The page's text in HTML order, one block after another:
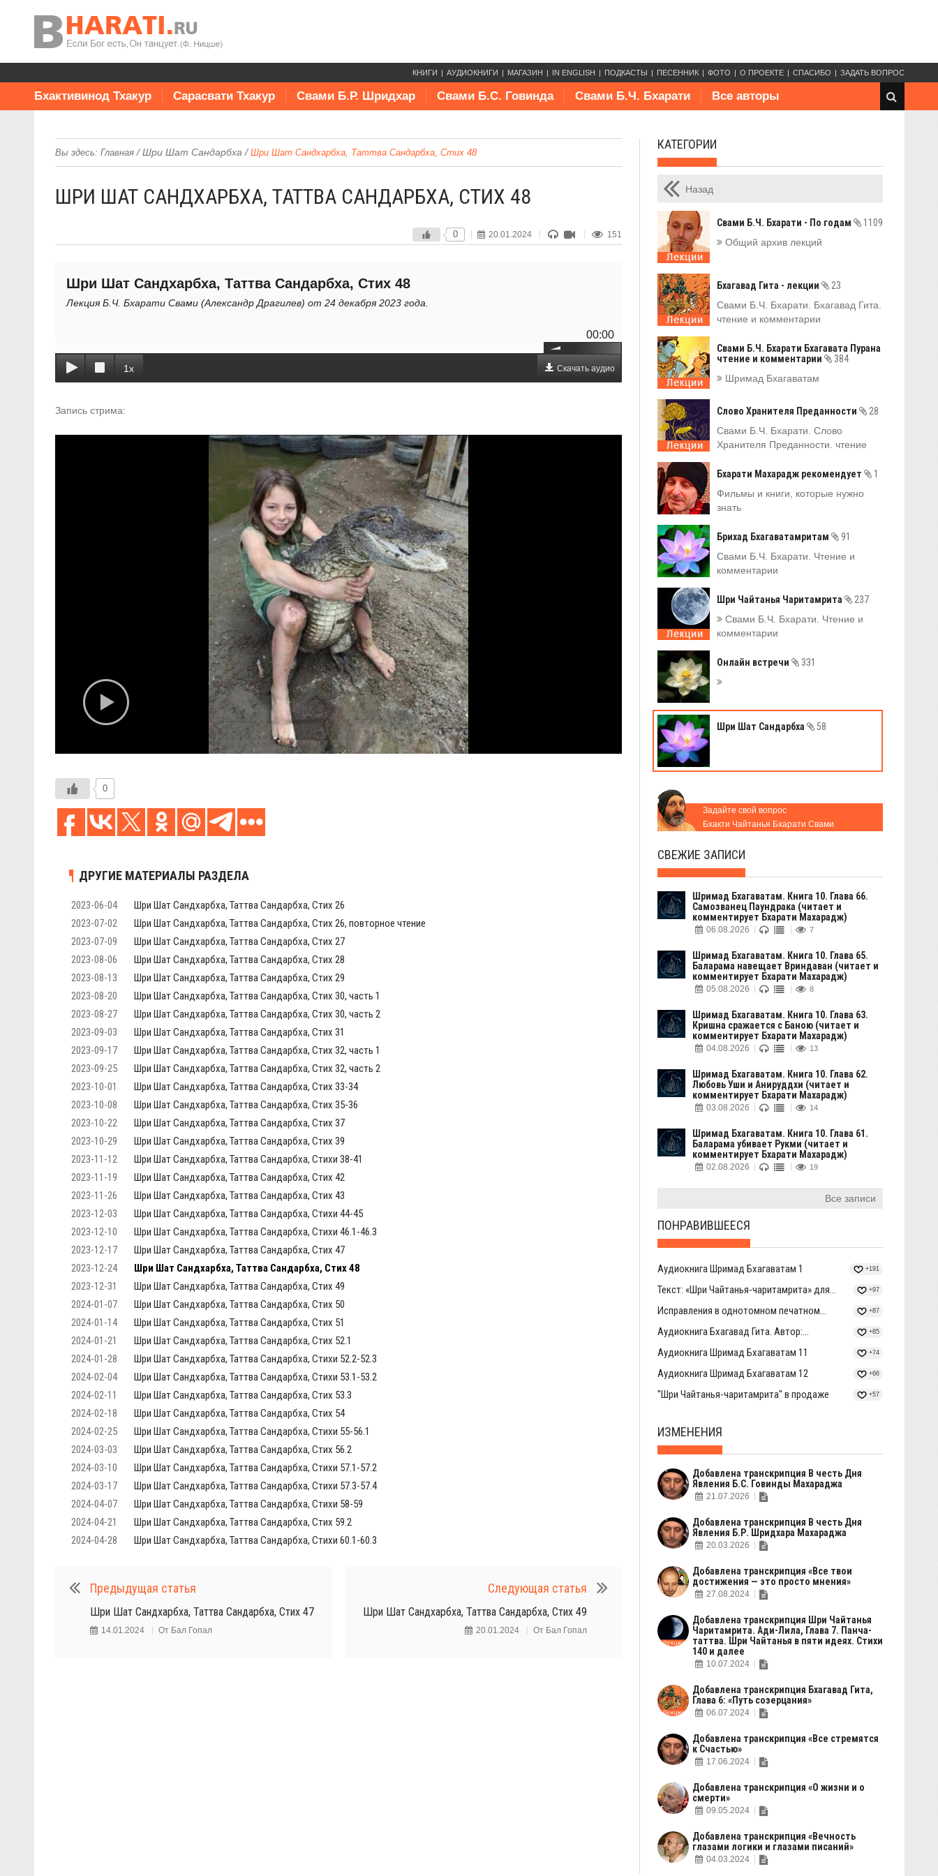
КНИГИ АУДИОКНИГИ МАГАЗИН IN ENGLISH ПОДКАСТЫ ПЕСЕННИК ФОТО О ПРОЕКТЕ СПАСИБО ЗАДАТЬ ВОПРОС
Бхактивинод Тхакур Сарасвати Тхакур Свами Б.Р. Шридхар Свами Б.С. Говинда Свами Б.Ч. Бхарати Все авторы
Вы здесь: Главная/Шри Шат Сандарбха / Шри Шат Сандхарбха, Таттва Сандарбха, Стих 48
ШРИ ШАТ САНДХАРБХА, ТАТТВА САНДАРБХА, СТИХ 48
0 20.01.2024 151
Шри Шат Сандхарбха, Таттва Сандарбха, Стих 48
Лекция Б.Ч. Бхарати Свами (Александр Драгилев) от 24 декабря 2023 года.
00:00
1x Скачать аудио
Запись стрима:
0
ДРУГИЕ МАТЕРИАЛЫ РАЗДЕЛА
2023-06-04
Шри Шат Сандхарбха, Таттва Сандарбха, Стих 26
2023-07-02
Шри Шат Сандхарбха, Таттва Сандарбха, Стих 26, повторное чтение
2023-07-09
Шри Шат Сандхарбха, Таттва Сандарбха, Стих 27
2023-08-06
Шри Шат Сандхарбха, Таттва Сандарбха, Стих 28
2023-08-13
Шри Шат Сандхарбха, Таттва Сандарбха, Стих 29
2023-08-20
Шри Шат Сандхарбха, Таттва Сандарбха, Стих 30, часть 1
2023-08-27
Шри Шат Сандхарбха, Таттва Сандарбха, Стих 30, часть 2
2023-09-03
Шри Шат Сандхарбха, Таттва Сандарбха, Стих 31
2023-09-17
Шри Шат Сандхарбха, Таттва Сандарбха, Стих 32, часть 1
2023-09-25
Шри Шат Сандхарбха, Таттва Сандарбха, Стих 32, часть 2
2023-10-01
Шри Шат Сандхарбха, Таттва Сандарбха, Стих 33-34
2023-10-08
Шри Шат Сандхарбха, Таттва Сандарбха, Стих 35-36
2023-10-22
Шри Шат Сандхарбха, Таттва Сандарбха, Стих 37
2023-10-29
Шри Шат Сандхарбха, Таттва Сандарбха, Стих 39
2023-11-12
Шри Шат Сандхарбха, Таттва Сандарбха, Стихи 38-41
2023-11-19
Шри Шат Сандхарбха, Таттва Сандарбха, Стих 42
2023-11-26
Шри Шат Сандхарбха, Таттва Сандарбха, Стих 43
2023-12-03
Шри Шат Сандхарбха, Таттва Сандарбха, Стихи 44-45
2023-12-10
Шри Шат Сандхарбха, Таттва Сандарбха, Стихи 46.1-46.3
2023-12-17
Шри Шат Сандхарбха, Таттва Сандарбха, Стих 47
2023-12-24
Шри Шат Сандхарбха, Таттва Сандарбха, Стих 48
2023-12-31
Шри Шат Сандхарбха, Таттва Сандарбха, Стих 49
2024-01-07
Шри Шат Сандхарбха, Таттва Сандарбха, Стих 50
2024-01-14
Шри Шат Сандхарбха, Таттва Сандарбха, Стих 51
2024-01-21
Шри Шат Сандхарбха, Таттва Сандарбха, Стих 52.1
2024-01-28
Шри Шат Сандхарбха, Таттва Сандарбха, Стихи 52.2-52.3
2024-02-04
Шри Шат Сандхарбха, Таттва Сандарбха, Стихи 53.1-53.2
2024-02-11
Шри Шат Сандхарбха, Таттва Сандарбха, Стих 53.3
2024-02-18
Шри Шат Сандхарбха, Таттва Сандарбха, Стих 54
2024-02-25
Шри Шат Сандхарбха, Таттва Сандарбха, Стихи 55-56.1
2024-03-03
Шри Шат Сандхарбха, Таттва Сандарбха, Стих 56.2
2024-03-10
Шри Шат Сандхарбха, Таттва Сандарбха, Стихи 57.1-57.2
2024-03-17
Шри Шат Сандхарбха, Таттва Сандарбха, Стихи 57.3-57.4
2024-04-07
Шри Шат Сандхарбха, Таттва Сандарбха, Стихи 58-59
2024-04-21
Шри Шат Сандхарбха, Таттва Сандарбха, Стих 59.2
2024-04-28
Шри Шат Сандхарбха, Таттва Сандарбха, Стихи 60.1-60.3
Предыдущая статья
Шри Шат Сандхарбха, Таттва Сандарбха, Стих 47
14.01.2024 От Бал Гопал
Следующая статья
Шри Шат Сандхарбха, Таттва Сандарбха, Стих 49
20.01.2024 От Бал Гопал
КАТЕГОРИИ
Назад
Свами Б.Ч. Бхарати - По годам
1109
Общий архив лекций
Бхагавад Гита - лекции
23
Свами Б.Ч. Бхарати. Бхагавад Гита.
чтение и комментарии
Свами Б.Ч. Бхарати Бхагавата Пурана
чтение и комментарии
384
Шримад Бхагаватам
Слово Хранителя Преданности
28
Свами Б.Ч. Бхарати. Слово
Хранителя Преданности. чтение
Бхарати Махарадж рекомендует
1
Фильмы и книги, которые нужно
знать
Брихад Бхагаватамритам
91
Свами Б.Ч. Бхарати. Чтение и
комментарии
Шри Чайтанья Чаритамрита
237
Свами Б.Ч. Бхарати. Чтение и
комментарии
Онлайн встречи 331
Шри Шат Сандарбха 58
Задайте свой вопрос
Бхакти Чайтанья Бхарати Свами
СВЕЖИЕ ЗАПИСИ
Шримад Бхагаватам. Книга 10. Глава 66.
Самозванец Паундрака (читает и
комментирует Бхарати Махарадж)
06.08.2026 7
Шримад Бхагаватам. Книга 10. Глава 65.
Баларама навещает Вриндаван (читает и
комментирует Бхарати Махарадж)
05.08.2026 8
Шримад Бхагаватам. Книга 10. Глава 63.
Кришна сражается с Баною (читает и
комментирует Бхарати Махарадж)
04.08.2026 13
Шримад Бхагаватам. Книга 10. Глава 62.
Любовь Уши и Анируддхи (читает и
комментирует Бхарати Махарадж)
03.08.2026 14
Шримад Бхагаватам. Книга 10. Глава 61.
Баларама убивает Рукми (читает и
комментирует Бхарати Махарадж)
02.08.2026 19
Все записи
ПОНРАВИВШЕЕСЯ
Аудиокнига Шримад Бхагаватам 1 +191
Текст: «Шри Чайтанья-чаритамрита» для... +97
Исправления в однотомном печатном... +87
Аудиокнига Бхагавад Гита. Автор:... +85
Аудиокнига Шримад Бхагаватам 11 +74
Аудиокнига Шримад Бхагаватам 12 +66
"Шри Чайтанья-чаритамрита" в продаже +57
ИЗМЕНЕНИЯ
Добавлена транскрипция В честь Дня
Явления Б.С. Говинды Махараджа
21.07.2026
Добавлена транскрипция В честь Дня
Явления Б.Р. Шридхара Махараджа
20.03.2026
Добавлена транскрипция «Все твои
достижения — это просто мнения»
27.08.2024
Добавлена транскрипция Шри Чайтанья
Чаритамрита. Ади-Лила, Глава 7. Панча-
таттва. Шри Чайтанья в пяти идеях. Стихи
140 и далее
10.07.2024
Добавлена транскрипция Бхагавад Гита,
Глава 6: «Путь созерцания»
06.07.2024
Добавлена транскрипция «Все стремятся
к Счастью»
17.06.2024
Добавлена транскрипция «О жизни и о
смерти»
09.05.2024
Добавлена транскрипция «Вечность
глазами логики и глазами писаний»
04.03.2024